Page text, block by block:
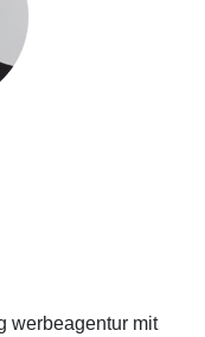
werbeagentur mit